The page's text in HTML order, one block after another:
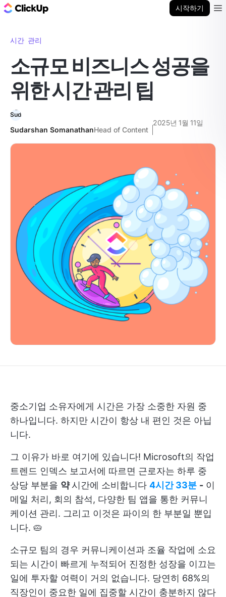
시작하기
시간 관리
소규모 비즈니스 성공을
위한 시간 관리 팁
Sudarshan SomanathanHead of Content
2025년 1월 11일
중소기업 소유자에게 시간은 가장 소중한 자원 중
하나입니다. 하지만 시간이 항상 내 편인 것은 아닙
니다.
그 이유가 바로 여기에 있습니다! Microsoft의 작업
트렌드 인덱스 보고서에 따르면 근로자는 하루 중
상당 부분을 약시간에 소비합니다 4시간 33분 - 이
메일 처리, 회의 참석, 다양한 팀 앱을 통한 커뮤니
케이션 관리. 그리고 이것은 파이의 한 부분일 뿐입
니다. 🥧
소규모 팀의 경우 커뮤니케이션과 조율 작업에 소요
되는 시간이 빠르게 누적되어 진정한 성장을 이끄는
일에 투자할 여력이 거의 없습니다. 당연히 68%의
직장인이 중요한 일에 집중할 시간이 충분하지 않다